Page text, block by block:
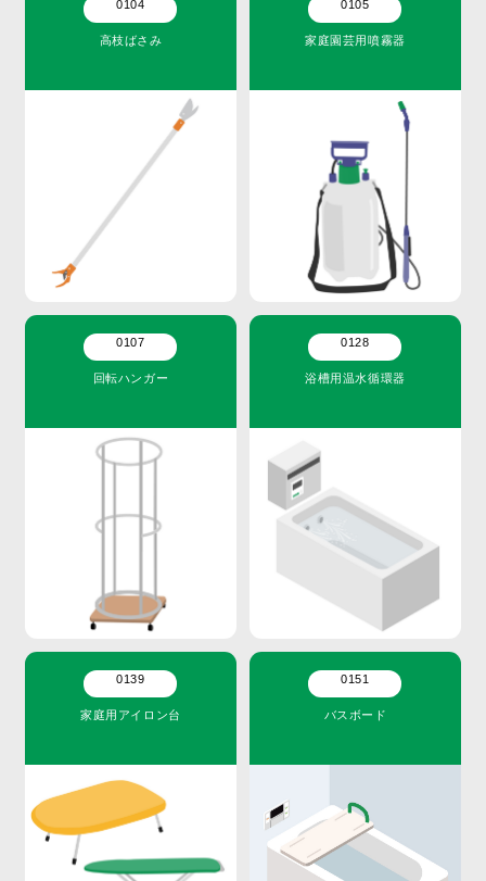
0104
高枝ばさみ
0105
家庭園芸用噴霧器
0107
回転ハンガー
0128
浴槽用温水循環器
0139
家庭用アイロン台
0151
バスボード